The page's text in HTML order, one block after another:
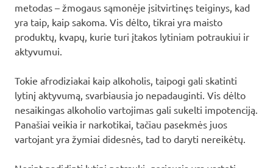
metodas – žmogaus sąmonėje įsitvirtinęs teiginys, kad
yra taip, kaip sakoma. Vis dėlto, tikrai yra maisto
produktų, kvapų, kurie turi įtakos lytiniam potraukiui ir
aktyvumui.
Tokie afrodiziakai kaip alkoholis, taipogi gali skatinti
lytinį aktyvumą, svarbiausia jo nepadauginti. Vis dėlto
nesaikingas alkoholio vartojimas gali sukelti impotenciją.
Panašiai veikia ir narkotikai, tačiau pasekmės juos
vartojant yra žymiai didesnės, tad to daryti nereikėtų.